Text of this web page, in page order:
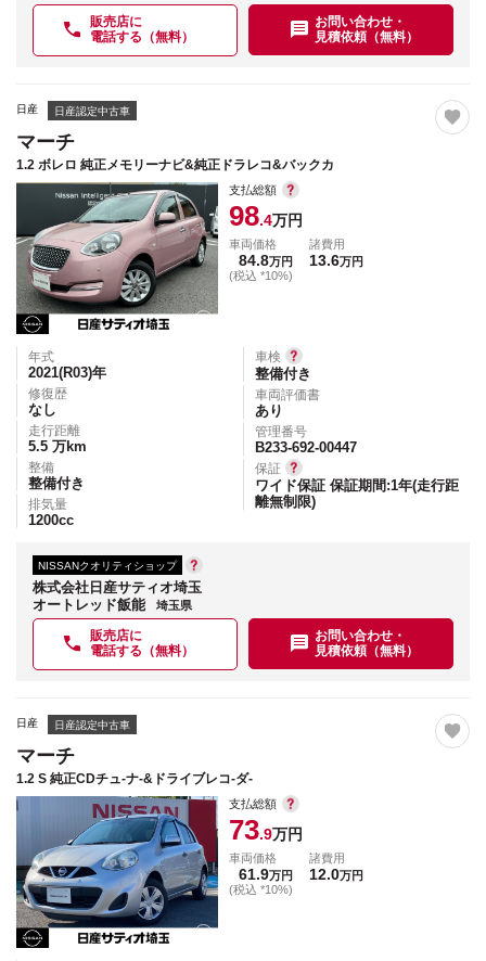
販売店に
電話する（無料）
お問い合わせ・
見積依頼（無料）
日産 日産認定中古車
マーチ
1.2 ボレロ 純正メモリーナビ&純正ドラレコ&バックカ
支払総額
98.4万円
車両価格
84.8万円
(税込 *10%)
諸費用
13.6万円
年式
2021(R03)年
修復歴
なし
走行距離
5.5 万km
整備
整備付き
排気量
1200cc
車検
整備付き
車両評価書
あり
管理番号
B233-692-00447
保証
ワイド保証 保証期間:1年(走行距
離無制限)
NISSANクオリティショップ
株式会社日産サティオ埼玉
オートレッド飯能
埼玉県
販売店に
電話する（無料）
お問い合わせ・
見積依頼（無料）
日産 日産認定中古車
マーチ
1.2 S 純正CDチュ-ナ-&ドライブレコ-ダ-
支払総額
73.9万円
車両価格
61.9万円
(税込 *10%)
諸費用
12.0万円